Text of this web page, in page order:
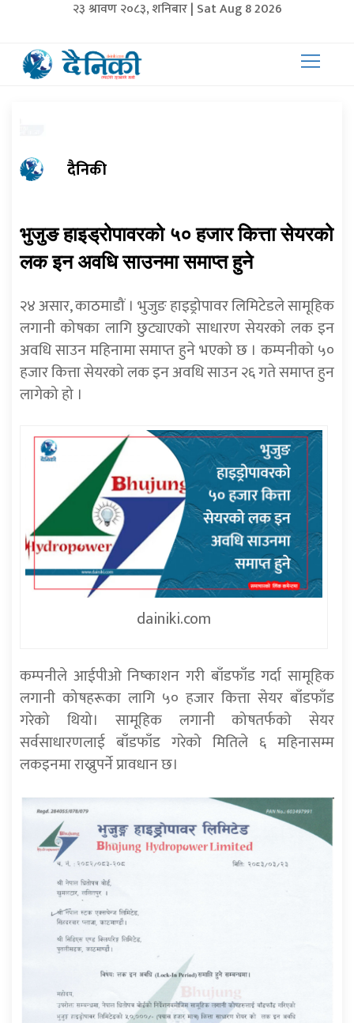
२३ श्रावण २०८३, शनिबार | Sat Aug 8 2026
दैनिकी
भुजुङ हाइड्रोपावरको ५० हजार कित्ता सेयरको
लक इन अवधि साउनमा समाप्त हुने
२४ असार, काठमाडौं । भुजुङ हाइड्रोपावर लिमिटेडले सामूहिक
लगानी कोषका लागि छुट्याएको साधारण सेयरको लक इन
अवधि साउन महिनामा समाप्त हुने भएको छ । कम्पनीको ५०
हजार कित्ता सेयरको लक इन अवधि साउन २६ गते समाप्त हुन
लागेको हो ।
dainiki.com
कम्पनीले आईपीओ निष्काशन गरी बाँडफाँड गर्दा सामूहिक
लगानी कोषहरूका लागि ५० हजार कित्ता सेयर बाँडफाँड
गरेको थियो। सामूहिक लगानी कोषतर्फको सेयर
सर्वसाधारणलाई बाँडफाँड गरेको मितिले ६ महिनासम्म
लकइनमा राख्नुपर्ने प्रावधान छ।